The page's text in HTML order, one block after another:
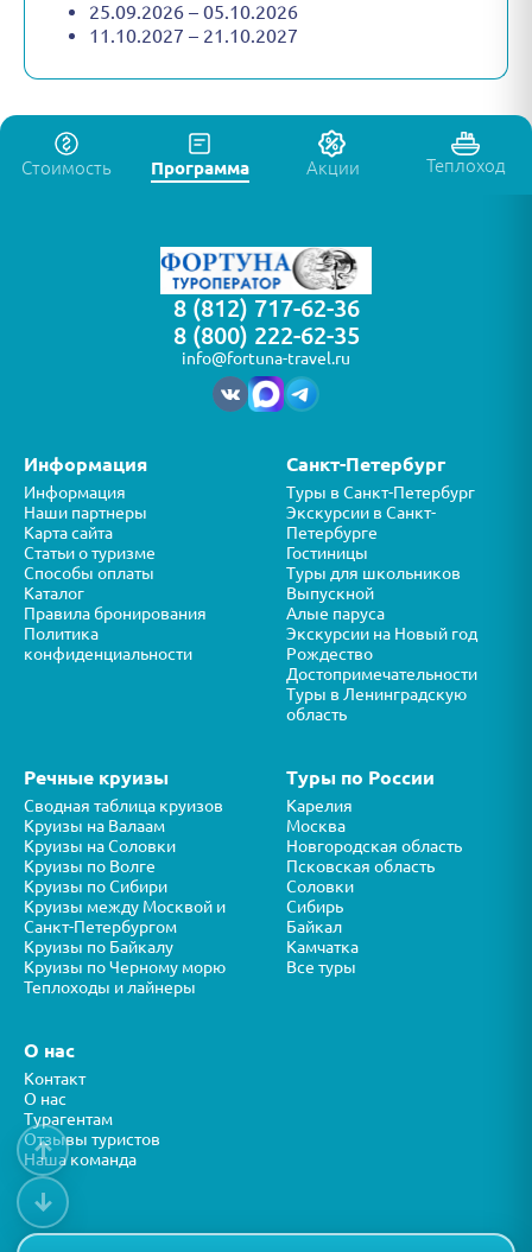
25.09.2026 – 05.10.2026
11.10.2027 – 21.10.2027
Стоимость Программа Акции Теплоход
8 (812) 717-62-36
8 (800) 222-62-35
info@fortuna-travel.ru
Информация
Информация
Наши партнеры
Карта сайта
Статьи о туризме
Способы оплаты
Каталог
Правила бронирования
Политика
конфиденциальности
Санкт-Петербург
Туры в Санкт-Петербург
Экскурсии в Санкт-
Петербурге
Гостиницы
Туры для школьников
Выпускной
Алые паруса
Экскурсии на Новый год
Рождество
Достопримечательности
Туры в Ленинградскую
область
Речные круизы
Сводная таблица круизов
Круизы на Валаам
Круизы на Соловки
Круизы по Волге
Круизы по Сибири
Круизы между Москвой и
Санкт-Петербургом
Круизы по Байкалу
Круизы по Черному морю
Теплоходы и лайнеры
Туры по России
Карелия
Москва
Новгородская область
Псковская область
Соловки
Сибирь
Байкал
Камчатка
Все туры
О нас
Контакт
О нас
Турагентам
Отзывы туристов
Наша команда
↑
↓